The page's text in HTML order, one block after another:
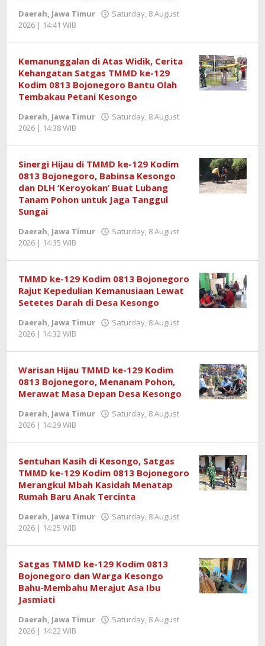
Daerah, Jawa Timur
Saturday, 8 August
2026 | 14:41 WIB
Kemanunggalan di Atas Widik, Cerita
Kehangatan Satgas TMMD ke-129
Kodim 0813 Bojonegoro Bantu Olah
Tembakau Petani Kesongo
Daerah, Jawa Timur
Saturday, 8 August
2026 | 14:38 WIB
Sinergi Hijau di TMMD ke-129 Kodim
0813 Bojonegoro, Babinsa Kesongo
dan DLH ‘Keroyokan’ Buat Lubang
Tanam Pohon untuk Jaga Tanggul
Sungai
Daerah, Jawa Timur
Saturday, 8 August
2026 | 14:35 WIB
TMMD ke-129 Kodim 0813 Bojonegoro
Rajut Kepedulian Kemanusiaan Lewat
Setetes Darah di Desa Kesongo
Daerah, Jawa Timur
Saturday, 8 August
2026 | 14:32 WIB
Warisan Hijau TMMD ke-129 Kodim
0813 Bojonegoro, Menanam Pohon,
Merawat Masa Depan Desa Kesongo
Daerah, Jawa Timur
Saturday, 8 August
2026 | 14:29 WIB
Sentuhan Kasih di Kesongo, Satgas
TMMD ke-129 Kodim 0813 Bojonegoro
Merangkul Mbah Kasidah Menatap
Rumah Baru Anak Tercinta
Daerah, Jawa Timur
Saturday, 8 August
2026 | 14:25 WIB
Satgas TMMD ke-129 Kodim 0813
Bojonegoro dan Warga Kesongo
Bahu-Membahu Merajut Asa Ibu
Jasmiati
Daerah, Jawa Timur
Saturday, 8 August
2026 | 14:22 WIB